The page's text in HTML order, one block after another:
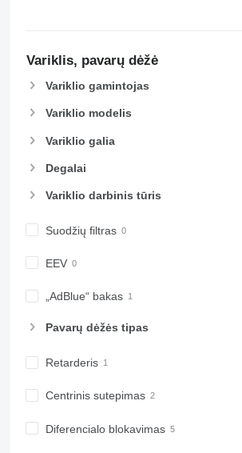
Variklis, pavarų dėžė
Variklio gamintojas
Variklio modelis
Variklio galia
Degalai
Variklio darbinis tūris
Suodžių filtras
EEV
„AdBlue“ bakas
Pavarų dėžės tipas
Retarderis
Centrinis sutepimas
Diferencialo blokavimas